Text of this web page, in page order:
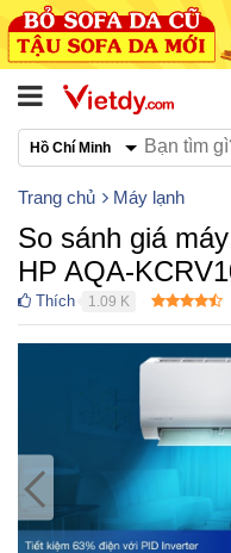
Hồ Chí Minh
Trang chủ Máy lạnh
So sánh giá
HP AQA-
Thích 1.09 K